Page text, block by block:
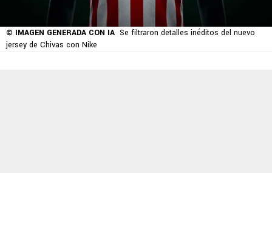
© IMAGEN GENERADA CON IA Se filtraron detalles inéditos del nuevo
jersey de Chivas con Nike